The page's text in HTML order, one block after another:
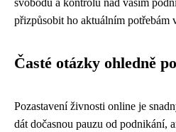
svobodu a kontrolu nad vaším
přizpůsobit ho aktuálním potřebám
Časté otázky ohledně
Pozastavení živnosti online je
dát dočasnou pauzu od podnikání,